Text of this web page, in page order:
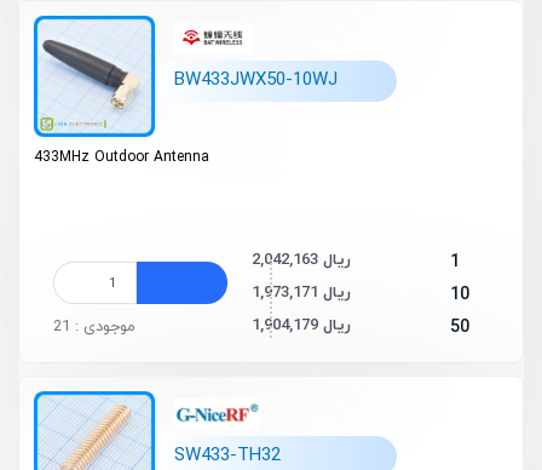
BW433JWX50-10WJ
433MHz Outdoor Antenna
1 2,042,163 ریال
10 1,973,171 ریال
50 1,904,179 ریال موجودی : 21
SW433-TH32